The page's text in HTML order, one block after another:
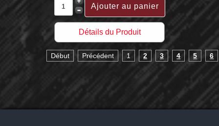
Détails du Produit
Début Précédent 1 2 3 4 5 6